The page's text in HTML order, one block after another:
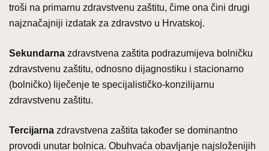
troši na primarnu zdravstvenu zaštitu, čime ona čini drugi
najznačajniji izdatak za zdravstvo u Hrvatskoj.
Sekundarna zdravstvena zaštita podrazumijeva bolničku
zdravstvenu zaštitu, odnosno dijagnostiku i stacionarno
(bolničko) liječenje te specijalističko-konzilijarnu
zdravstvenu zaštitu.
Tercijarna zdravstvena zaštita također se dominantno
provodi unutar bolnica. Obuhvaća obavljanje najsloženijih